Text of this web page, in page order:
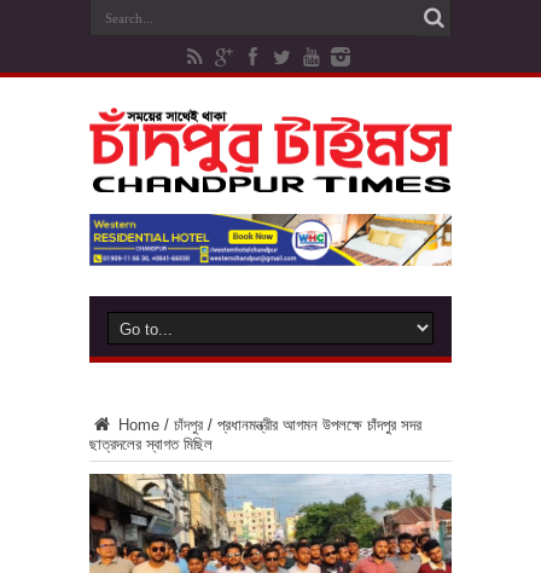
Home / চাঁদপুর / প্রধানমন্ত্রীর আগমন উপলক্ষে চাঁদপুর সদর
ছাত্রদলের স্বাগত মিছিল